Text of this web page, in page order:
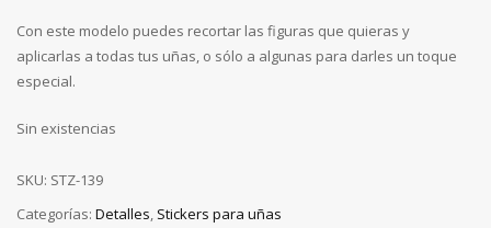
Con este modelo puedes recortar las figuras que quieras y
aplicarlas a todas tus uñas, o sólo a algunas para darles un toque
especial.
Sin existencias
SKU: STZ-139
Categorías: Detalles, Stickers para uñas